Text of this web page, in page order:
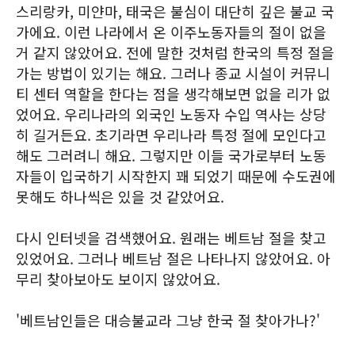
스리랑카, 미얀마, 태국은 불심이 대단히 깊은 불교 국
가에요. 이런 나라에서 온 이주노동자들의 절이 없을
거 같지 않았어요. 전에 말한 것처럼 한국의 특정 절을
가는 방법이 있기는 해요. 그러나 종교 시설이 커뮤니
티 센터 역할을 한다는 점을 생각해보면 없을 리가 없
었어요. 우리나라의 외국인 노동자 수입 역사는 상당
히 길거든요. 초기라면 우리나라 특정 절에 모인다고
해도 그러려니 해요. 그렇지만 이들 국가로부터 노동
자들이 입국하기 시작한지 꽤 되었기 때문에 수도권에
못해도 하나씩은 있을 것 같았어요.
다시 인터넷을 검색했어요. 원래는 베트남 절을 찾고
있었어요. 그러나 베트남 절은 나타나지 않았어요. 아
무리 찾아보아도 보이지 않았어요.
'베트남인들은 대승불교라 그냥 한국 절 찾아가나?'